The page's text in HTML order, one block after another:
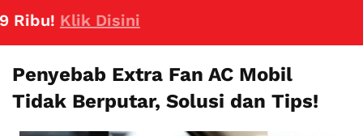
Klik Disini
Penyebab Extra Fan AC Mobil
Tidak Berputar, Solusi dan Tips!